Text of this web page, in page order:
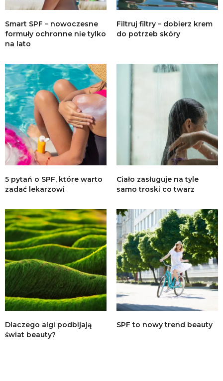
Smart SPF – nowoczesne
formuły ochronne nie tylko
na lato
Filtruj filtry – dobierz krem
do potrzeb skóry
5 pytań o SPF, które warto
zadać lekarzowi
Ciało zasługuje na tyle
samo troski co twarz
Dlaczego algi podbijają
świat beauty?
SPF to nowy trend beauty